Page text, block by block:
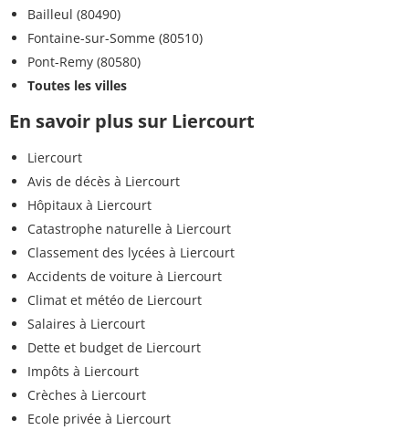
Bailleul (80490)
Fontaine-sur-Somme (80510)
Pont-Remy (80580)
Toutes les villes
En savoir plus sur Liercourt
Liercourt
Avis de décès à Liercourt
Hôpitaux à Liercourt
Catastrophe naturelle à Liercourt
Classement des lycées à Liercourt
Accidents de voiture à Liercourt
Climat et météo de Liercourt
Salaires à Liercourt
Dette et budget de Liercourt
Impôts à Liercourt
Crèches à Liercourt
Ecole privée à Liercourt